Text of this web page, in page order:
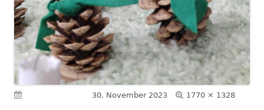
30. November 2023 Volle
1770 × 1328